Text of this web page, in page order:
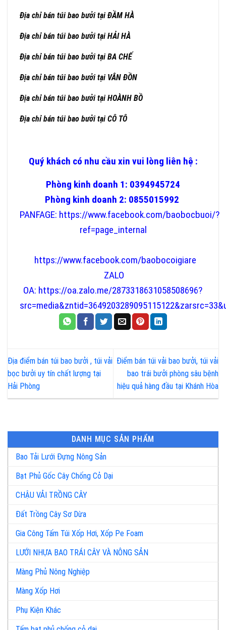
Địa chỉ bán túi bao bưởi tại ĐẦM HÀ
Địa chỉ bán túi bao bưởi tại HẢI HÀ
Địa chỉ bán túi bao bưởi tại BA CHẾ
Địa chỉ bán túi bao bưởi tại VÂN ĐỒN
Địa chỉ bán túi bao bưởi tại HOÀNH BỒ
Địa chỉ bán túi bao bưởi tại CÔ TÔ
Quý khách có nhu cầu xin vui lòng liên hệ :
Phòng kinh doanh 1: 0394945724
Phòng kinh doanh 2: 0855015992
PANFAGE: https://www.facebook.com/baobocbuoi/?
ref=page_internal
https://www.facebook.com/baobocoigiare
ZALO
OA: https://oa.zalo.me/2873318631058508696?
Địa điểm bán túi bao bưởi , túi vải
bọc bưởi uy tín chất lượng tại
Hải Phòng
Điểm bán túi vải bao bưởi, túi vải
bao trái bưởi phòng sâu bệnh
hiệu quả hàng đầu tại Khánh Hòa
DANH MỤC SẢN PHẨM
Bao Tải Lưới Đựng Nông Sản
Bạt Phủ Gốc Cây Chống Cỏ Dại
CHẬU VẢI TRỒNG CÂY
Đất Trồng Cây Sơ Dừa
Gia Công Tấm Túi Xốp Hơi, Xốp Pe Foam
LƯỚI NHỰA BAO TRÁI CÂY VÀ NÔNG SẢN
Màng Phủ Nông Nghiệp
Màng Xốp Hơi
Phụ Kiện Khác